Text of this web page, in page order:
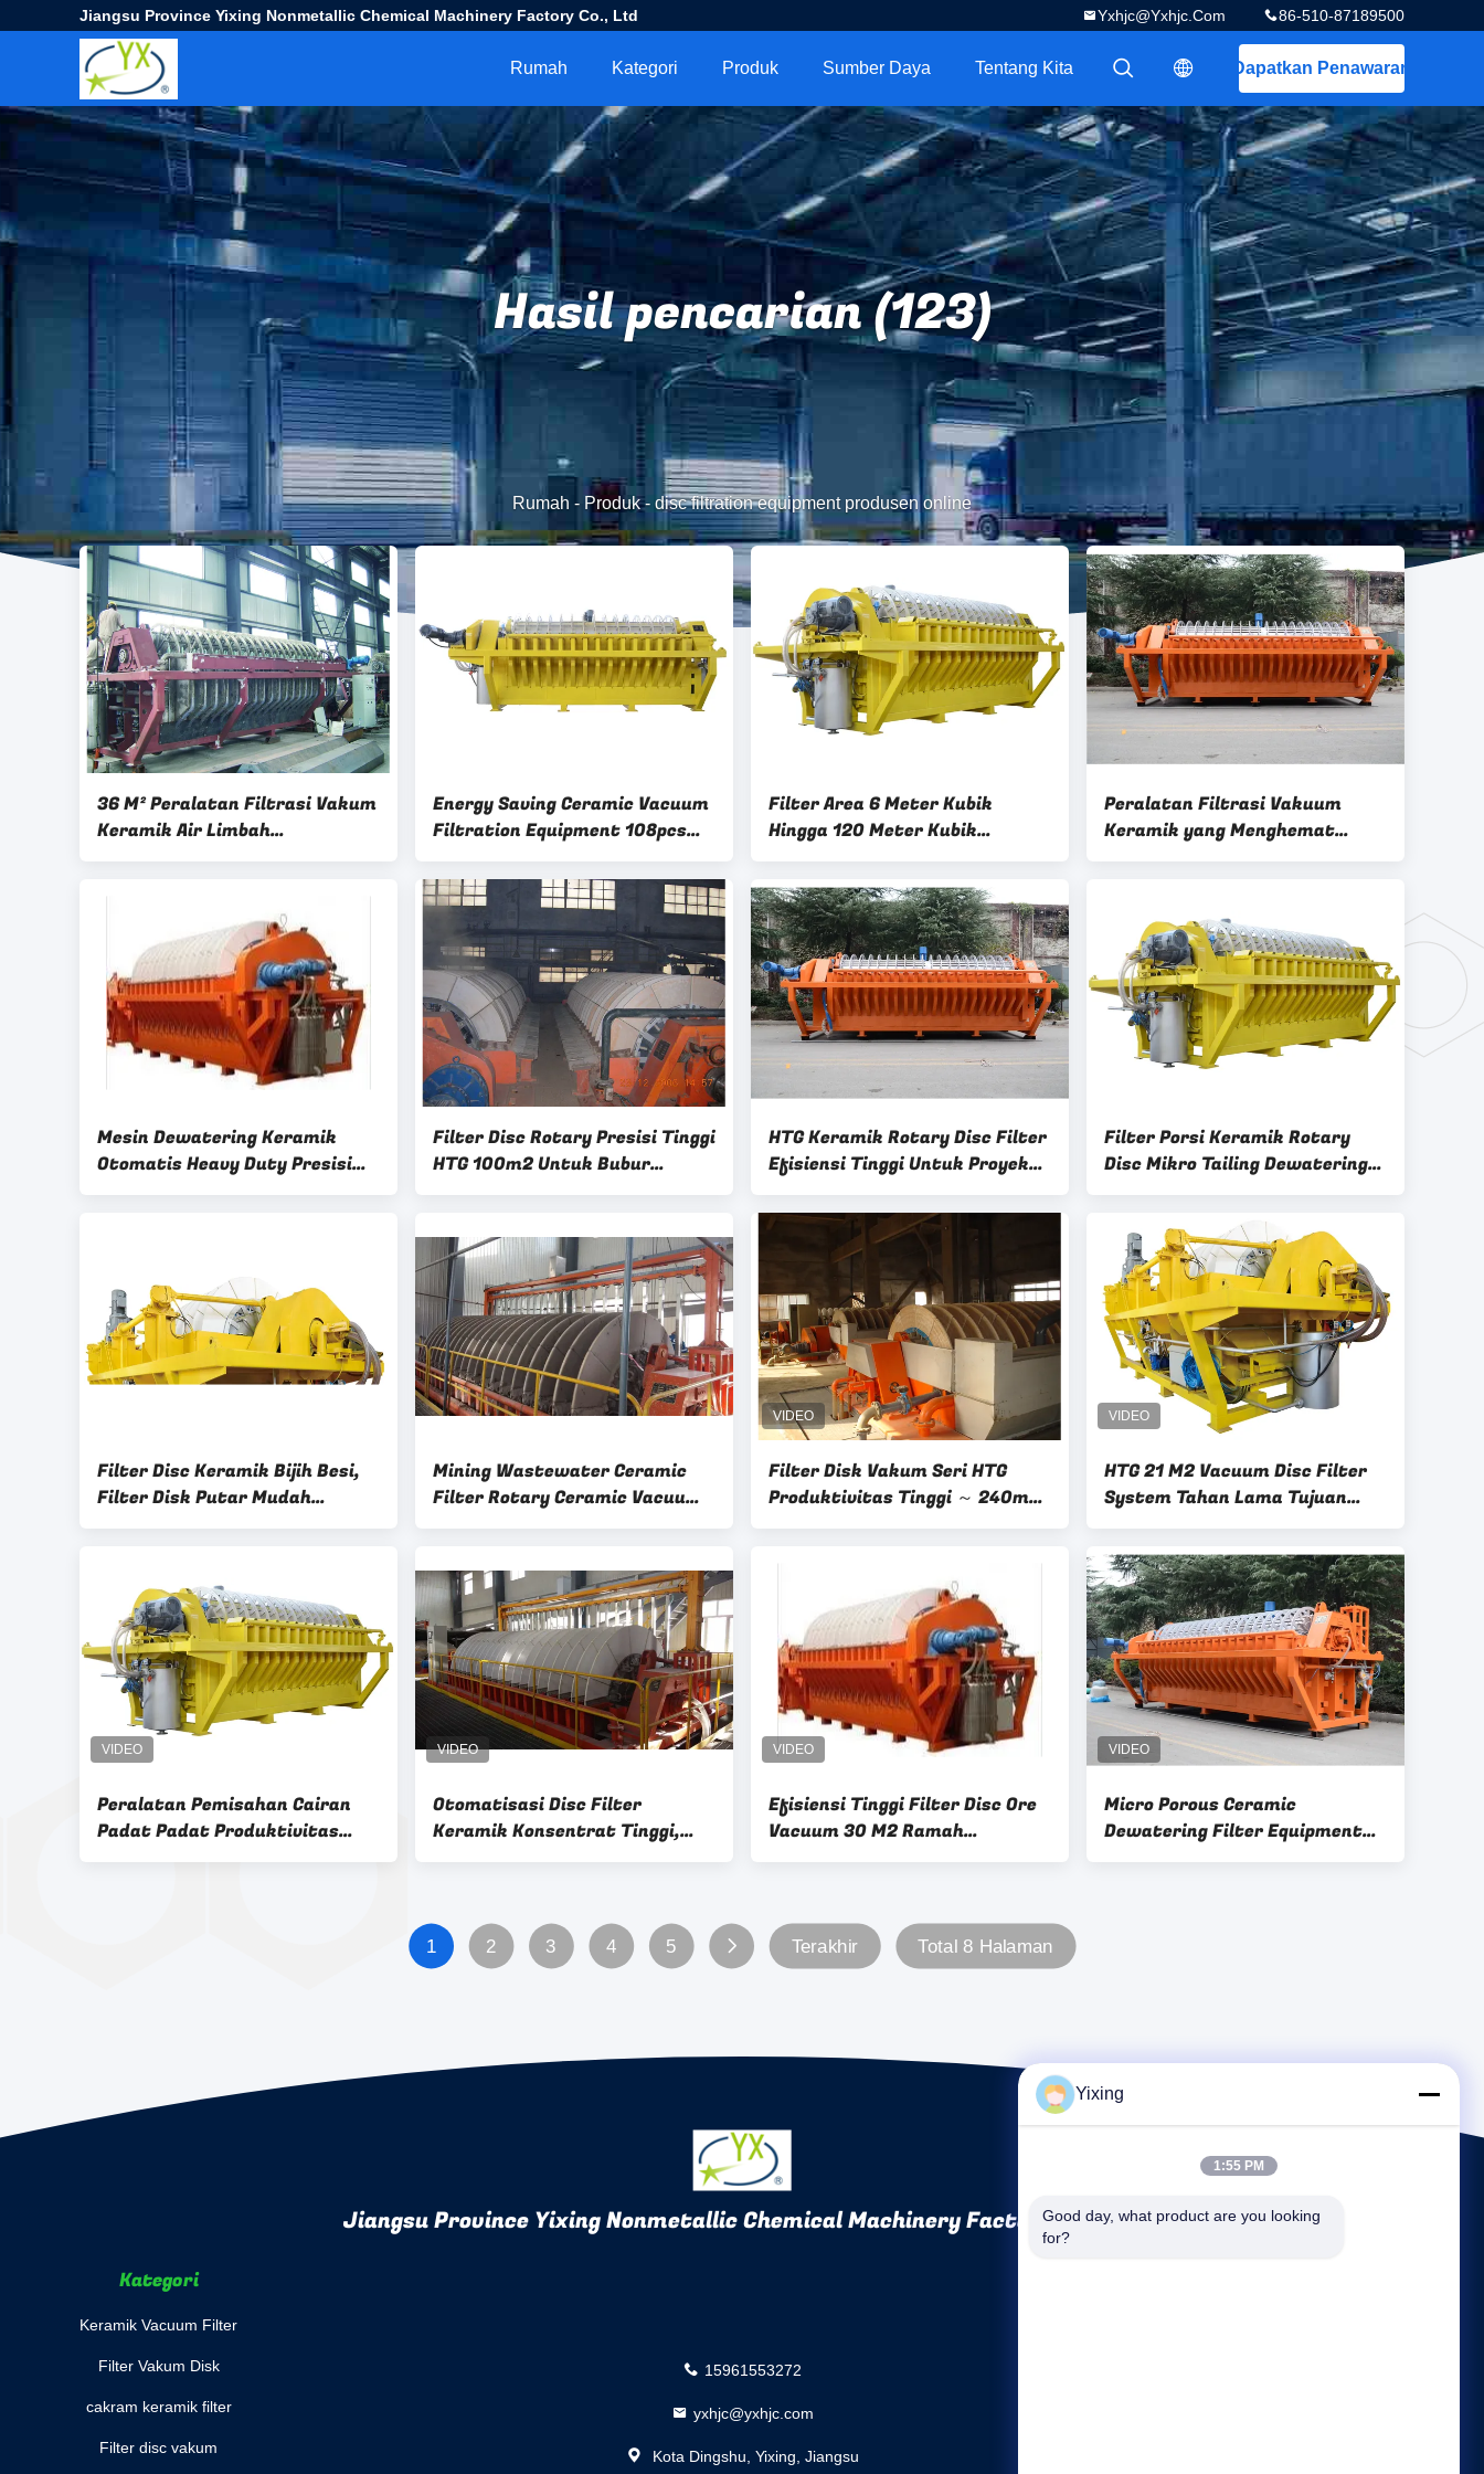
Jiangsu Province Yixing Nonmetallic Chemical Machinery Factory Co., Ltd 86-510-87189500
Yxhjc@yxhjc.com
Dapatkan Penawaran
描述
描述
Rumah Kategori Produk Sumber Daya Tentang Kita
Hasil pencarian (123)
Rumah - Produk- disc filtration equipment produsen online
36 M² Peralatan Filtrasi Vakum
Keramik Air Limbah
Pertambangan Dioptimalkan
Energy Saving Ceramic Vacuum
Filtration Equipment 108pcs
Filter Disks Number
Filter Area 6 Meter Kubik
Hingga 120 Meter Kubik
Peralatan Filtrasi Keramik
Vacuum Sistem Penghematan
Energi Dirancang Untuk Filtrasi
Peralatan Filtrasi Vakuum
Keramik yang Menghemat
Energi yang Memberikan
Industri
Mesin Dewatering Keramik
Otomatis Heavy Duty Presisi
Filtrasi Tinggi
Filter Disc Rotary Presisi Tinggi
HTG 100m2 Untuk Bubur
Tambang Terpisah
HTG Keramik Rotary Disc Filter
Efisiensi Tinggi Untuk Proyek
Dewatering
Filter Porsi Keramik Rotary
Disc Mikro Tailing Dewatering
Lempeng Lubang Mikro
Filter Disc Keramik Bijih Besi,
Filter Disk Putar Mudah
Pengoperasian Sistem Kontrol
Mining Wastewater Ceramic
Filter Rotary Ceramic Vacuum
Disc Filter Dilengkapi dengan
Memastikan Kinerja Filtrasi
Filter Disk Vakum Seri HTG
Produktivitas Tinggi ～ 240m2
Area Filtrasi
HTG 21 M2 Vacuum Disc Filter
System Tahan Lama Tujuan
Penambangan Dewatering
Peralatan Pemisahan Cairan
Padat Padat Produktivitas
Untuk Pengeringan Konsentrat
Otomatisasi Disc Filter
Keramik Konsentrat Tinggi,
Rotary Disk Filter Mudah
Efisiensi Tinggi Filter Disc Ore
Vacuum 30 M2 Ramah
Lingkungan
Micro Porous Ceramic
Dewatering Filter Equipment
Sistem Kontrol Listrik
1 2 3 4 5 Terakhir Total 8 Halaman
Jiangsu Province Yixing Nonmetallic Chemical Machinery Factory Co., Ltd
Kategori
Keramik Vacuum Filter
Filter Vakum Disk
cakram keramik filter
Filter disc vakum
15961553272
yxhjc@yxhjc.com
Kota Dingshu, Yixing, Jiangsu
Yixing
1:55 PM
Good day, what product are you looking
for?